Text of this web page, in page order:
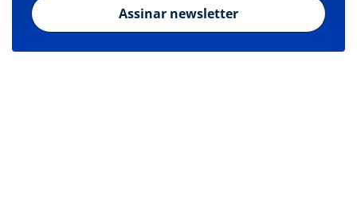
Assinar newsletter